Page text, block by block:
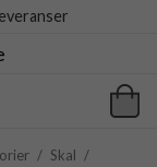
/ Skal /